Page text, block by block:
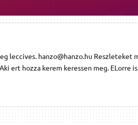
leccives. hanzo@hanzo.hu Reszleteket
ert hozza kerem keressen meg. ELorre